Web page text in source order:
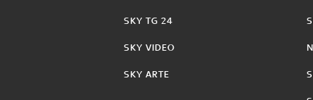
SKY TG 24
SKY VIDEO
SKY ARTE